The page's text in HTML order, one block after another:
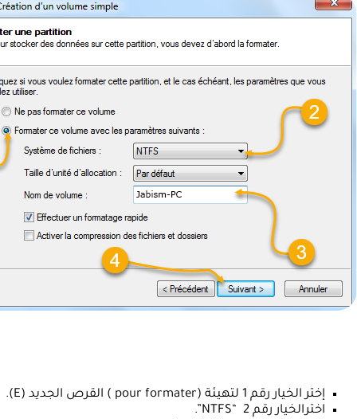
إختر الخيار رقم 1 لتهيئة (pour formater ) القرص الجديد (E).
اخترالخيار رقم 2 “NTFS”.